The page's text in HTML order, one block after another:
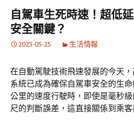
要
內
容
自駕車生死時速！超低
安全關鍵？
2025-05-25 生活情報
在自動駕駛技術飛速發展的今天
系統已成為確保自駕車安全的生
公里的速度行駛時，即使是毫秒
尺的判斷誤差，這直接關係到乘